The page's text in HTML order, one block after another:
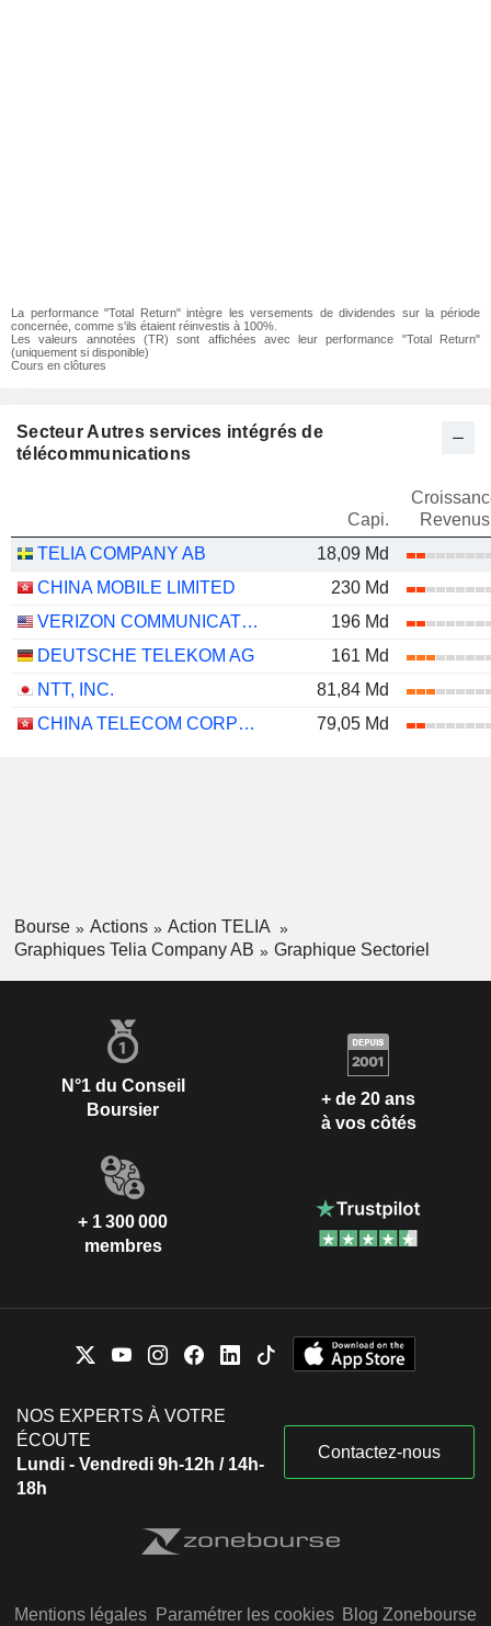
La performance "Total Return" intègre les versements de dividendes sur la période
concernée, comme s'ils étaient réinvestis à 100%.
Les valeurs annotées (TR) sont affichées avec leur performance "Total Return"
(uniquement si disponible)
Cours en clôtures
Secteur Autres services intégrés de
télécommunications
Capi.
Revenus
TELIA COMPANY AB
18,09 Md
CHINA MOBILE LIMITED
230 Md
VERIZON COMMUNICATIONS, INC.
196 Md
DEUTSCHE TELEKOM AG
161 Md
NTT, INC.
81,84 Md
CHINA TELECOM CORPORATION LIMITED
79,05 Md
Bourse Actions
Action TELIA
Graphiques Telia Company AB
Graphique Sectoriel
N°1 du Conseil
Boursier
+ de 20 ans
à vos côtés
+ 1 300 000
membres
NOS EXPERTS À VOTRE
ÉCOUTE
Lundi - Vendredi 9h-12h / 14h-
18h
Contactez-nous
Mentions légales Paramétrer les cookies Blog Zonebourse